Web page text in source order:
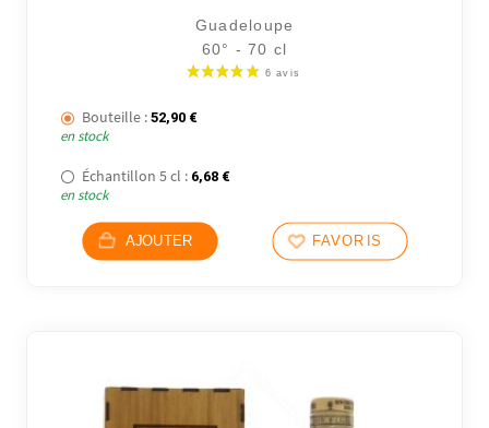
Guadeloupe
60° - 70 cl
Bouteille : 52,90 €
en stock
Échantillon 5 cl : 6,68 €
en stock
AJOUTER FAVORIS